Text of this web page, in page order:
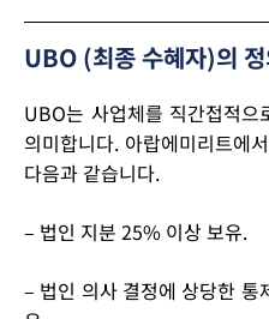
UBO (최종 수혜자)의
UBO는 사업체를 직간접적
의미합니다. 아랍에미리트에
다음과 같습니다.
– 법인 지분 25% 이상 보유.
– 법인 의사 결정에 상당한 통